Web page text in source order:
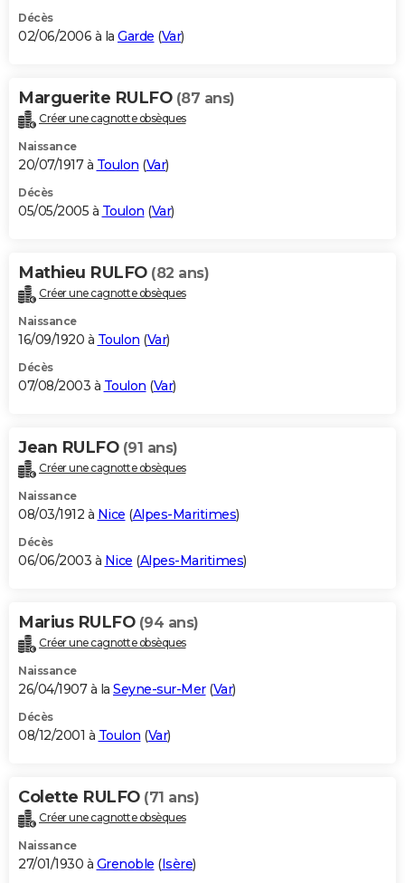
Décès
02/06/2006 à la Garde (Var)
Marguerite RULFO (87 ans)
Créer une cagnotte obsèques
Naissance
20/07/1917 à Toulon (Var)
Décès
05/05/2005 à Toulon (Var)
Mathieu RULFO (82 ans)
Créer une cagnotte obsèques
Naissance
16/09/1920 à Toulon (Var)
Décès
07/08/2003 à Toulon (Var)
Jean RULFO (91 ans)
Créer une cagnotte obsèques
Naissance
08/03/1912 à Nice (Alpes-Maritimes)
Décès
06/06/2003 à Nice (Alpes-Maritimes)
Marius RULFO (94 ans)
Créer une cagnotte obsèques
Naissance
26/04/1907 à la Seyne-sur-Mer(Var)
Décès
08/12/2001 à Toulon (Var)
Colette RULFO (71 ans)
Créer une cagnotte obsèques
Naissance
27/01/1930 à Grenoble (Isère)